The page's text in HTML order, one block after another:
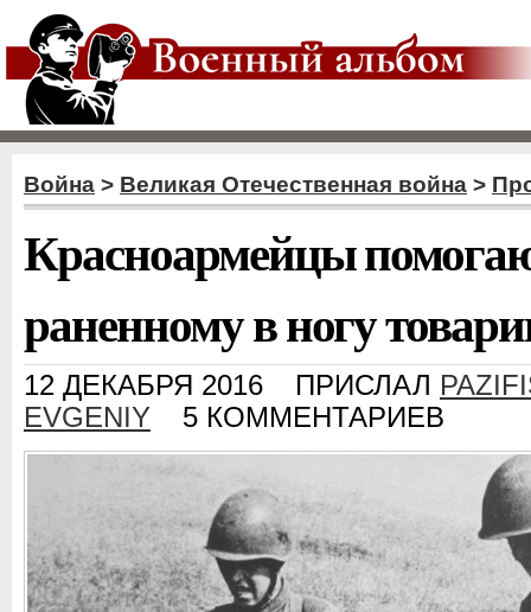
Война > Великая Отечественная война >
Красноармейцы
раненному в ногу
12 ДЕКАБРЯ 2016 ПРИСЛАЛ
EVGENIY
5 КОММЕНТАРИЕВ